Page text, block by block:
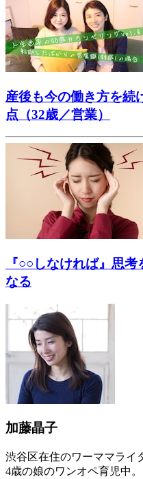
産後も今の働き方を
点（32歳／営業）
『○○しなければ』思
なる
加藤晶子
渋谷区在住のワーママライ
4歳の娘のワンオペ育児中